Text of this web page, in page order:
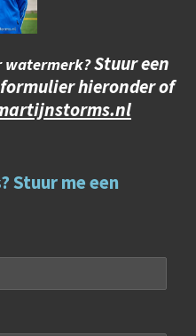
watermerk?Stuur een
hieronder of
Stuur me een